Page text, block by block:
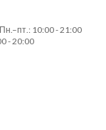
10:00 - 21:00
- 20:00